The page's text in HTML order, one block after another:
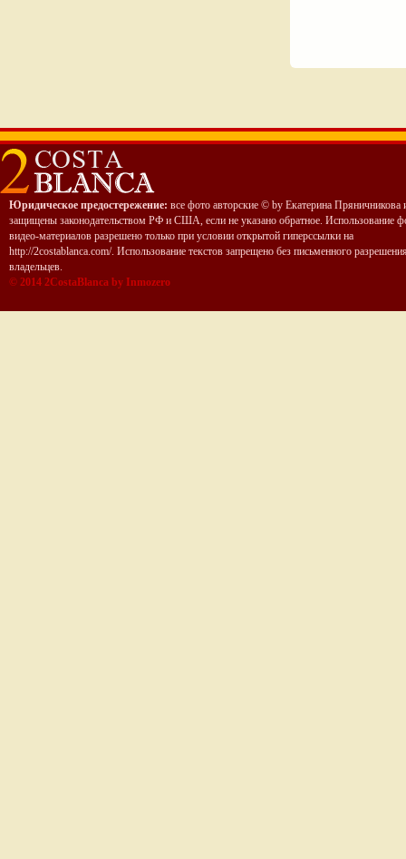
Юридическое предостережение: все фото авторские © by Екатерина Пряничникова
защищены законодательством РФ и США, если не указано обратное. Использование
видео-материалов разрешено только при условии открытой гиперссылки на
http://2costablanca.com/. Использование текстов запрещено без письменного
владельцев.
© 2014 2CostaBlanca by Inmozero